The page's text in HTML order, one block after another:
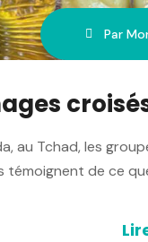
Par
au Tchad, les
témoignent de ce